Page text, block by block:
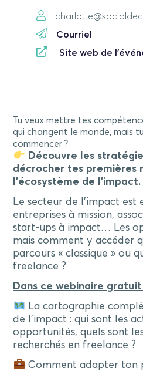
Courriel
Site web de
Tu veux mettre tes
qui changent le monde, mais
commencer ?
Découvre les
décrocher tes premières
l’écosystème de l’impact.
Le secteur de l’impact est
entreprises à mission,
start-ups à impact… Les
mais comment y accéder
parcours « classique » ou
freelance ?
Dans ce webinaire gratuit
La cartographie
de l’impact : qui sont les
opportunités, quels sont
recherchés en freelance ?
Comment adapter ton